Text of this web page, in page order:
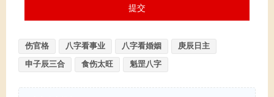
伤官格 八字看事业 八字看婚姻 庚辰日主
申子辰三合 食伤太旺 魁罡八字